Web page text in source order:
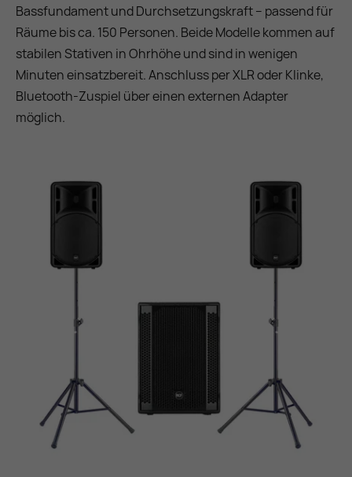
Bassfundament und Durchsetzungskraft – passend für
Räume bis ca. 150 Personen. Beide Modelle kommen auf
stabilen Stativen in Ohrhöhe und sind in wenigen
Minuten einsatzbereit. Anschluss per XLR oder Klinke,
Bluetooth-Zuspiel über einen externen Adapter
möglich.